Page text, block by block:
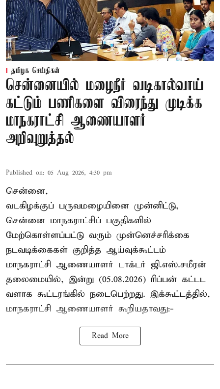
தமிழக செய்திகள்
சென்னையில் மழைநீர் வடிகால்வாய்
கட்டும் பணிகளை விரைந்து முடிக்க
மாநகராட்சி ஆணையாளர்
அறிவுறுத்தல்
Published on: 05 Aug 2026, 4:30 pm
சென்னை,
வடகிழக்குப் பருவமழையினை முன்னிட்டு,
சென்னை மாநகராட்சிப் பகுதிகளில்
மேற்கொள்ளப்பட்டு வரும் முன்னெச்சரிக்கை
நடவடிக்கைகள் குறித்த ஆய்வுக்கூட்டம்
மாநகராட்சி ஆணையாளர் டாக்டர் ஜி.எஸ்.சமீரன்
தலைமையில், இன்று (05.08.2026) ரிப்பன் கட்டட
வளாக கூட்டரங்கில் நடைபெற்றது. இக்கூட்டத்தில்,
மாநகராட்சி ஆணையாளர் கூறியதாவது:-
Read More